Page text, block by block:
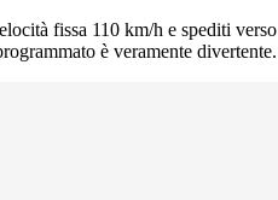
fissa 110 km/h e spediti verso
è veramente divertente.